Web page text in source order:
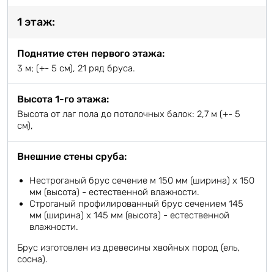
1 этаж:
Поднятие стен первого этажа:
3 м; (+- 5 см), 21 ряд бруса.
Высота 1-го этажа:
Высота от лаг пола до потолочных балок: 2,7 м (+- 5
см),
Внешние стены сруба:
Нестроганый брус сечение м 150 мм (ширина) х 150
мм (высота) - естественной влажности.
Строганый профилированный брус сечением 145
мм (ширина) х 145 мм (высота) - естественной
влажности.
Брус изготовлен из древесины хвойных пород (ель,
сосна).